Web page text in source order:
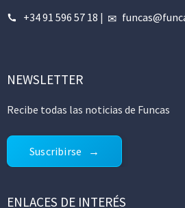
+34 91 596 57 18 |
NEWSLETTER
Recibe todas las noticias de Funcas
Suscribirse
ENLACES DE INTERÉS